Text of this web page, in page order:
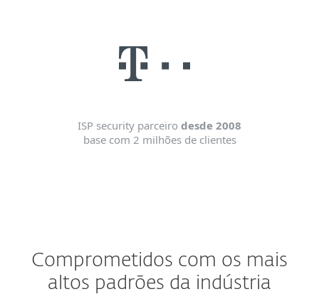
ISP security parceiro desde 2008
base com 2 milhões de clientes
Comprometidos com os mais
altos padrões da indústria